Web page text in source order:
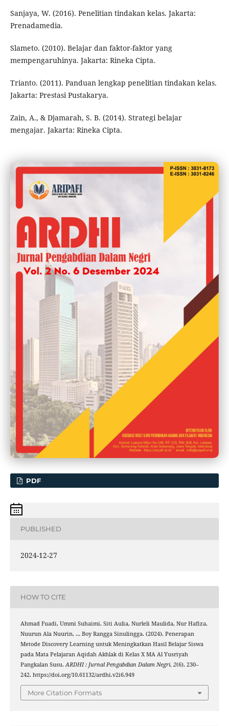
Sanjaya, W. (2016). Penelitian tindakan kelas. Jakarta:
Prenadamedia.
Slameto. (2010). Belajar dan faktor-faktor yang
mempengaruhinya. Jakarta: Rineka Cipta.
Trianto. (2011). Panduan lengkap penelitian tindakan kelas.
Jakarta: Prestasi Pustakarya.
Zain, A., & Djamarah, S. B. (2014). Strategi belajar
mengajar. Jakarta: Rineka Cipta.
PDF
PUBLISHED
2024-12-27
HOW TO CITE
Ahmad Fuadi, Ummi Suhaimi, Siti Aulia, Nurleli Maulida, Nur Hafiza,
Nuurun Ala Nuurin, … Boy Rangga Sinulingga. (2024). Penerapan
Metode Discovery Learning untuk Meningkatkan Hasil Belajar Siswa
pada Mata Pelajaran Aqidah Akhlak di Kelas X MA Al Yusriyah
Pangkalan Susu.ARDHI : Jurnal Pengabdian Dalam Negri, 2(6), 230–
242. https://doi.org/10.61132/ardhi.v2i6.949
More Citation Formats